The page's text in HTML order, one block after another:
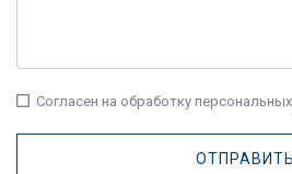
check_box_outline_blank Согласен на обработку